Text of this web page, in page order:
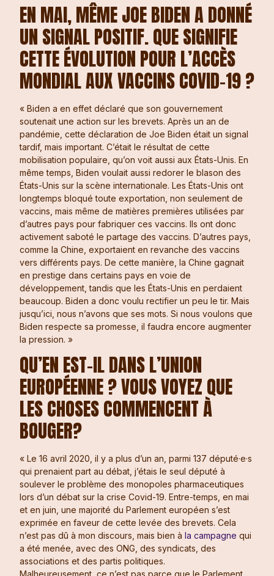
EN MAI, MÊME JOE BIDEN A DONNÉ
UN SIGNAL POSITIF. QUE SIGNIFIE
CETTE ÉVOLUTION POUR L’ACCÈS
MONDIAL AUX VACCINS COVID-19 ?
« Biden a en effet déclaré que son gouvernement
soutenait une action sur les brevets. Après un an de
pandémie, cette déclaration de Joe Biden était un signal
tardif, mais important. C’était le résultat de cette
mobilisation populaire, qu’on voit aussi aux États-Unis. En
même temps, Biden voulait aussi redorer le blason des
États-Unis sur la scène internationale. Les États-Unis ont
longtemps bloqué toute exportation, non seulement de
vaccins, mais même de matières premières utilisées par
d’autres pays pour fabriquer ces vaccins. Ils ont donc
activement saboté le partage des vaccins. D’autres pays,
comme la Chine, exportaient en revanche des vaccins
vers différents pays. De cette manière, la Chine gagnait
en prestige dans certains pays en voie de
développement, tandis que les États-Unis en perdaient
beaucoup. Biden a donc voulu rectifier un peu le tir. Mais
jusqu’ici, nous n’avons que ses mots. Si nous voulons que
Biden respecte sa promesse, il faudra encore augmenter
la pression. »
QU’EN EST-IL DANS L’UNION
EUROPÉENNE ? VOUS VOYEZ QUE
LES CHOSES COMMENCENT À
BOUGER?
« Le 16 avril 2020, il y a plus d’un an, parmi 137 député·e·s
qui prenaient part au débat, j’étais le seul député à
soulever le problème des monopoles pharmaceutiques
lors d’un débat sur la crise Covid-19. Entre-temps, en mai
et en juin, une majorité du Parlement européen s’est
exprimée en faveur de cette levée des brevets. Cela
n’est pas dû à mon discours, mais bien à la campagne qui
a été menée, avec des ONG, des syndicats, des
associations et des partis politiques.